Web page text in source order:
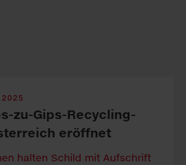
zu-Gips-Re­cycling­
eröff­net